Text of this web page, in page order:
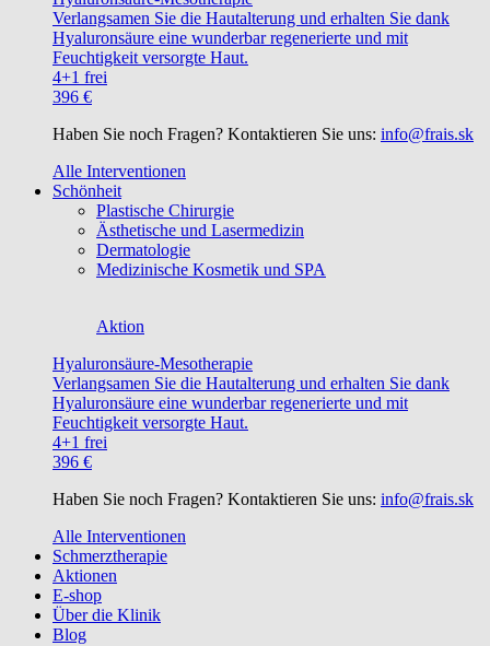
Verlangsamen Sie die Hautalterung und erhalten Sie dank
Hyaluronsäure eine wunderbar regenerierte und mit
Feuchtigkeit versorgte Haut.
4+1 frei
396 €
Haben Sie noch Fragen? Kontaktieren Sie uns: info@frais.sk
Alle Interventionen
Schönheit
Plastische Chirurgie
Ästhetische und Lasermedizin
Dermatologie
Medizinische Kosmetik und SPA
Aktion
Hyaluronsäure-Mesotherapie
Verlangsamen Sie die Hautalterung und erhalten Sie dank
Hyaluronsäure eine wunderbar regenerierte und mit
Feuchtigkeit versorgte Haut.
4+1 frei
396 €
Haben Sie noch Fragen? Kontaktieren Sie uns: info@frais.sk
Alle Interventionen
Schmerztherapie
Aktionen
E-shop
Über die Klinik
Blog